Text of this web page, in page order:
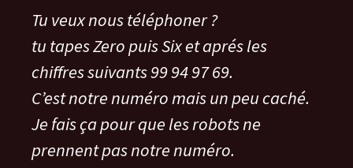
Tu veux nous téléphoner ?
tu tapes Zero puis Six et aprés les
chiffres suivants 99 94 97 69.
C’est notre numéro mais un peu caché.
Je fais ça pour que les robots ne
prennent pas notre numéro.